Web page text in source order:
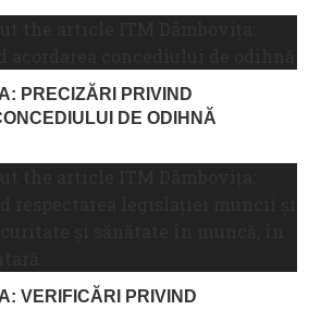
PRECIZĂRI PRIVIND
DE ODIHNĂ
VERIFICĂRI PRIVIND